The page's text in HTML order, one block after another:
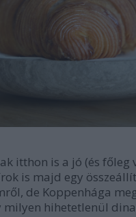
itthon is a jó (és főleg
is majd egy
de Koppenhága
milyen hihetetlenül